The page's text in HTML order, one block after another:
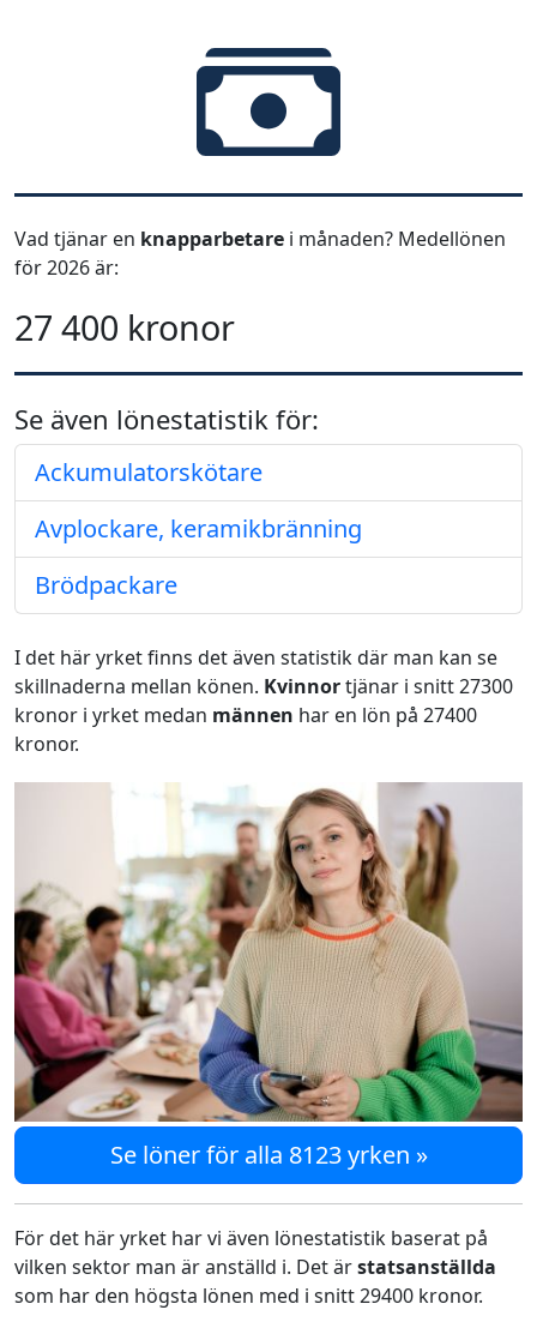
Vad tjänar en knapparbetare i månaden? Medellönen
för 2026 är:
27 400 kronor
Se även lönestatistik för:
Ackumulatorskötare
Avplockare, keramikbränning
Brödpackare
I det här yrket finns det även statistik där man kan se
skillnaderna mellan könen. Kvinnortjänar i snitt 27300
kronor i yrket medan männen har en lön på 27400
kronor.
Se löner för alla 8123 yrken »
För det här yrket har vi även lönestatistik baserat på
vilken sektor man är anställd i. Det ärstatsanställda
som har den högsta lönen med i snitt 29400 kronor.